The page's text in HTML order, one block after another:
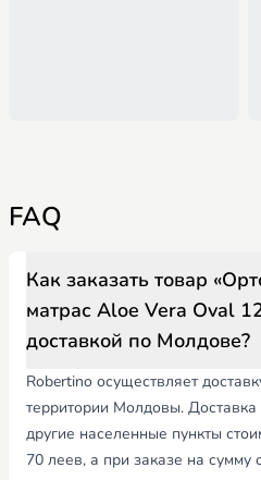
FAQ
Как заказать товар
матрас Aloe Vera Oval
доставкой по Молдове?
Robertino осуществляет
территории Молдовы.
другие населенные пункты
70 леев, а при заказе на сумму